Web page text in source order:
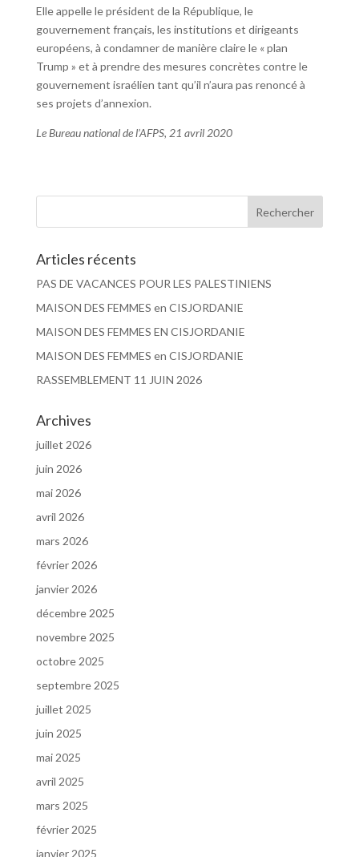
Elle appelle le président de la République, le
gouvernement français, les institutions et dirigeants
européens, à condamner de manière claire le « plan
Trump » et à prendre des mesures concrètes contre le
gouvernement israélien tant qu’il n’aura pas renoncé à
ses projets d’annexion.
Le Bureau national de l’AFPS, 21 avril 2020
Articles récents
PAS DE VACANCES POUR LES PALESTINIENS
MAISON DES FEMMES en CISJORDANIE
MAISON DES FEMMES EN CISJORDANIE
MAISON DES FEMMES en CISJORDANIE
RASSEMBLEMENT 11 JUIN 2026
Archives
juillet 2026
juin 2026
mai 2026
avril 2026
mars 2026
février 2026
janvier 2026
décembre 2025
novembre 2025
octobre 2025
septembre 2025
juillet 2025
juin 2025
mai 2025
avril 2025
mars 2025
février 2025
janvier 2025